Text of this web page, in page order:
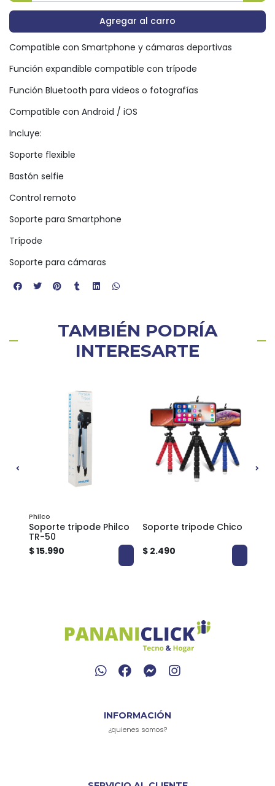
Agregar al carro
Compatible con Smartphone y cámaras deportivas
Función expandible compatible con trípode
Función Bluetooth para videos o fotografías
Compatible con Android / iOS
Incluye:
Soporte flexible
Bastón selfie
Control remoto
Soporte para Smartphone
Trípode
Soporte para cámaras
TAMBIÉN PODRÍA
INTERESARTE
Philco
Soporte tripode Philco
TR-50
$ 15.990
Soporte tripode Chico
$ 2.490
INFORMACIÓN
¿quienes somos?